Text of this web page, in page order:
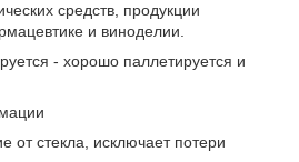
средств, продукции
и виноделии.
- хорошо паллетируется и
от стекла, исключает потери